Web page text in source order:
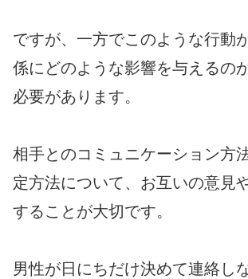
ですが、一方でこのような行動
係にどのような影響を与えるの
必要があります。
相手とのコミュニケーション方
定方法について、お互いの意見
することが大切です。
男性が日にちだけ決めて連絡し